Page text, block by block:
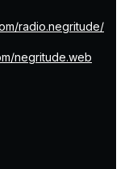
radio.negritude/
negritude.web